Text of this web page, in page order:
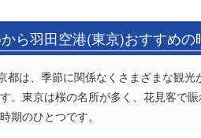
ら羽田空港(東京)おすすめの
都は、季節に関係なくさまざまな観
。東京は桜の名所が多く、花見客で
期のひとつです。